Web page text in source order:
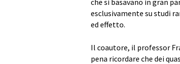
che si basavano in gran
esclusivamente su studi
ed effetto.
Il coautore, il professor
pena ricordare che dei